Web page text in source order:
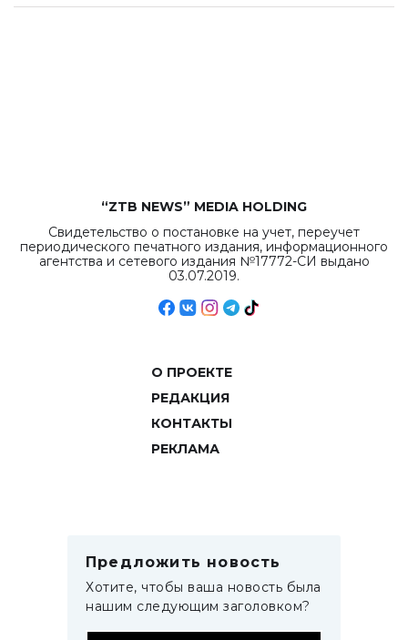
“ZTB NEWS” MEDIA HOLDING
Свидетельство о постановке на учет, переучет
периодического печатного издания, информационного
агентства и сетевого издания №17772-СИ выдано
03.07.2019.
О ПРОЕКТЕ
РЕДАКЦИЯ
КОНТАКТЫ
РЕКЛАМА
Предложить новость
Хотите, чтобы ваша новость была
нашим следующим заголовком?